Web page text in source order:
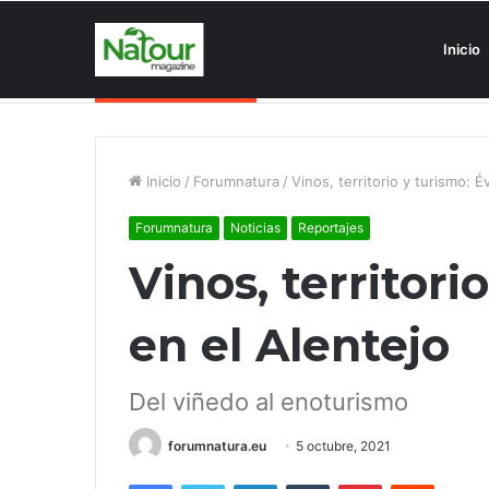
Inicio
Inicio / Forumnatura / Vinos, territorio y turismo:
Forumnatura Noticias Reportajes
Vinos,
en el Alentejo
Del viñedo al enoturismo
forumnatura.eu 5 octubre, 2021
FacebookTwitter LinkedInTumblr PinterestReddit